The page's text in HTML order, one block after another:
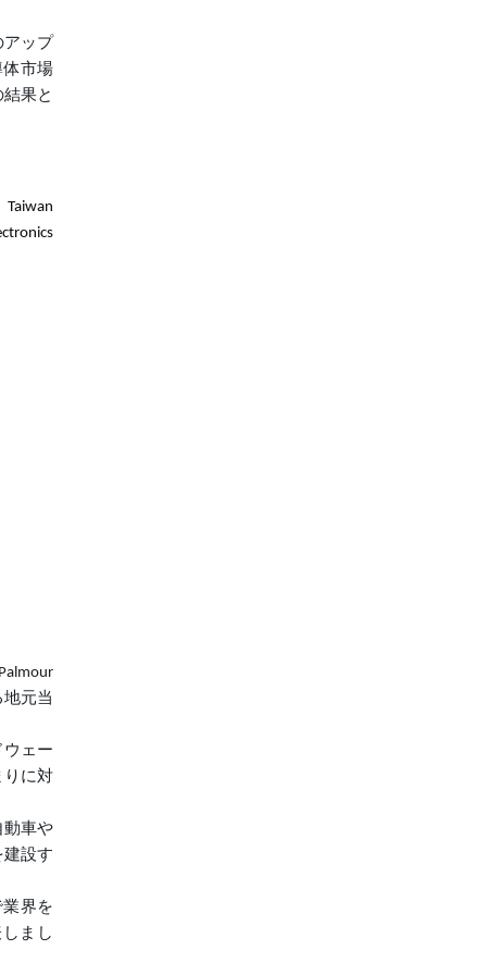
ップ
市場
果と
地元当
ウェー
りに対
動車や
設す
界を
まし